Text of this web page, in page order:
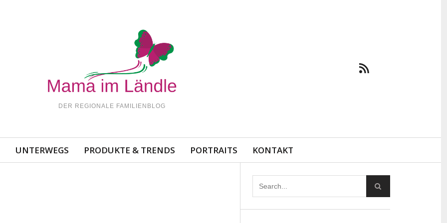
DER REGIONALE FAMILIENBLOG
UNTERWEGS PRODUKTE & TRENDS PORTRAITS KONTAKT